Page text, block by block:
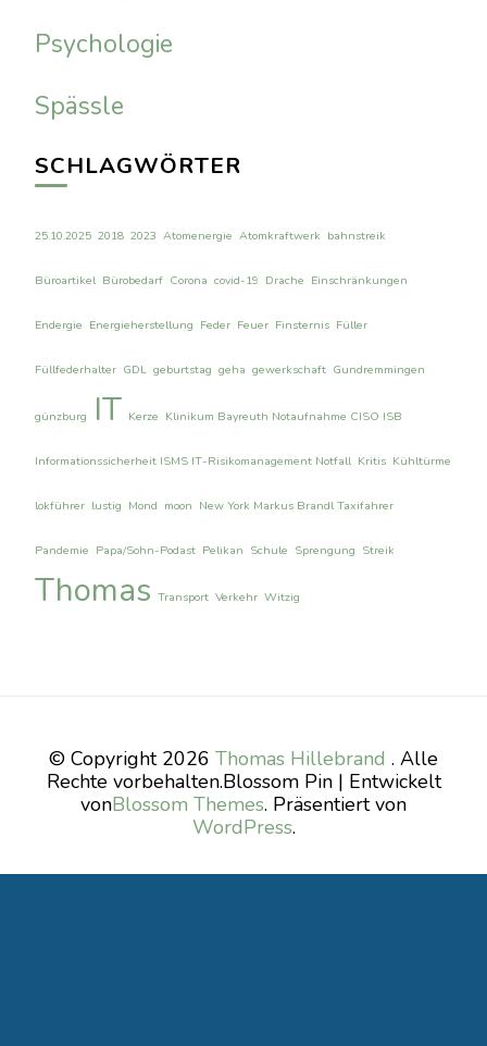
Psychologie
Spässle
SCHLAGWÖRTER
25.10.2025 2018 2023 Atomenergie Atomkraftwerk bahnstreik
Büroartikel Bürobedarf Corona covid-19 Drache Einschränkungen
Endergie Energieherstellung Feder Feuer Finsternis Füller
Füllfederhalter GDL geburtstag geha gewerkschaft Gundremmingen
günzburg IT Kerze Klinikum Bayreuth Notaufnahme CISO ISB
Informationssicherheit ISMS IT-Risikomanagement Notfall Kritis Kühltürme
lokführer lustig Mond moon New York Markus Brandl Taxifahrer
Pandemie Papa/Sohn-Podast Pelikan Schule Sprengung Streik
Thomas Transport Verkehr Witzig
© Copyright 2026 Thomas Hillebrand . Alle
Rechte vorbehalten.Blossom Pin | Entwickelt
vonBlossom Themes. Präsentiert von
WordPress.